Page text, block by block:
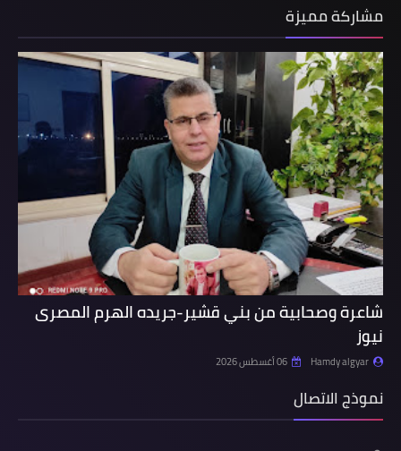
مشاركة مميزة
شاعرة وصحابية من بني قشير-جريده الهرم المصرى
نيوز
Hamdy algyar 06 أغسطس 2026
نموذج الاتصال